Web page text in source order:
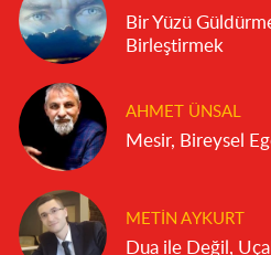
Bir Yüzü
Birleştirmek
AHMET ÜNSAL
Mesir, Bireysel
METIN AYKURT
Dua ile Değil,